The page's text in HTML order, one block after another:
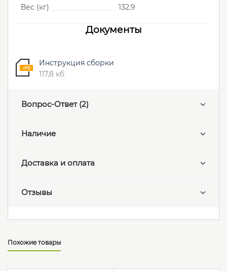
Вес (кг)
132.9
Документы
Инструкция сборки
117,8 кб
Вопрос-Ответ(2)
Наличие
Доставка и оплата
Отзывы
Похожие товары